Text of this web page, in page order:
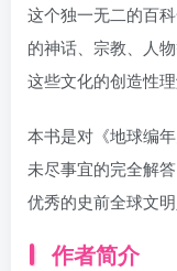
这个独一无二的百
的神话、宗教、人
这些文化的创造性理
本书是对《地球编
未尽事宜的完全解
优秀的史前全球文明
作者简介